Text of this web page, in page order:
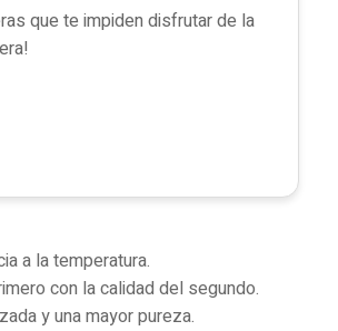
que te impiden disfrutar de la
a la temperatura.
con la calidad del segundo.
y una mayor pureza.